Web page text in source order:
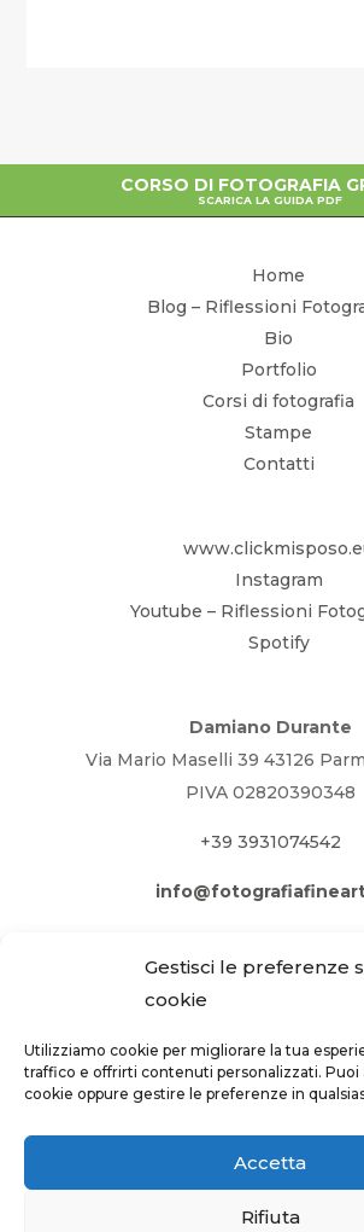
Gestisci le preferenze
cookie
Utilizziamo cookie per migliorare la tua
traffico e offrirti contenuti personalizzati.
cookie oppure gestire le preferenze in
Accetta
Rifiuta
CORSO DI FOTOGRAFIA
SCARICA LA GUIDA PDF
Home
Blog – Riflessioni
Bio
Portfolio
Corsi di fotografia
Stampe
Contatti
Instagram
Youtube – Riflessioni
Spotify
Damiano Durante
Via Mario Maselli 39 43126
PIVA 02820390348
+39 3931074542